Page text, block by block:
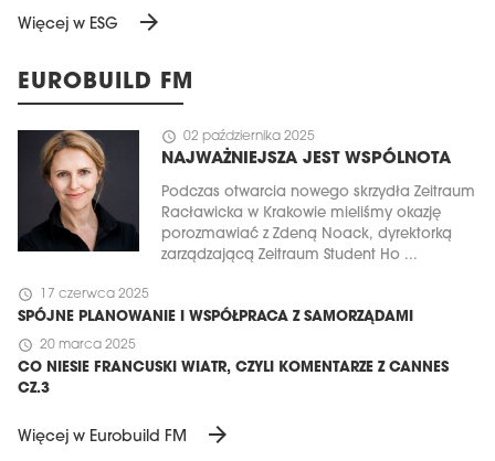
Więcej w ESG arrow_forward
EUROBUILD FM
schedule 02 października 2025
NAJWAŻNIEJSZA JEST WSPÓLNOTA
Podczas otwarcia nowego skrzydła Zeitraum
Racławicka w Krakowie mieliśmy okazję
porozmawiać z Zdeną Noack, dyrektorką
zarządzającą Zeitraum Student Ho ...
schedule 17 czerwca 2025
SPÓJNE PLANOWANIE I WSPÓŁPRACA Z SAMORZĄDAMI
schedule 20 marca 2025
CO NIESIE FRANCUSKI WIATR, CZYLI KOMENTARZE Z CANNES
CZ.3
Więcej w Eurobuild FM arrow_forward